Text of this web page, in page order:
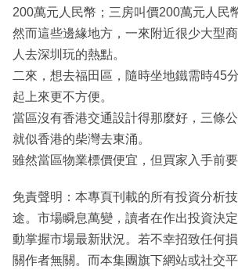
200萬元人民幣；三房叫價200萬元人民
然而這些邊緣地方，一來附近很少大型
人去深圳玩的熱點。
二來，想去福田區，隨時坐地鐵需時45
起上來更不方便。
當區沒有香港交通設計得那麼好，三條
就似香港的柴灣去東涌。
雖然當區物業標價便宜，但買家入手前要
免責聲明：本專頁刊載的所有投資分析
途。市場瞬息萬變，讀者在作出投資決
動掌握市場最新狀況。若不幸招致任何
關作者無關。而本集團旗下網站或社交